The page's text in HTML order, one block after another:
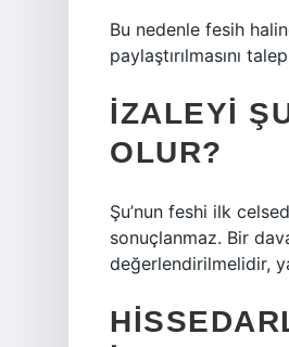
Bu nedenle fesih
paylaştırılmasını
İZALEYI
OLUR?
Şu’nun feshi ilk
sonuçlanmaz. Bir
değerlendirilmelidir,